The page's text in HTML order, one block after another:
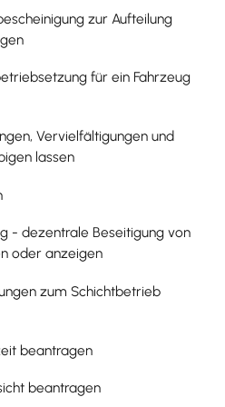
zur Aufteilung
für ein Fahrzeug
Vervielfältigungen und
lassen
- dezentrale Beseitigung von
oder anzeigen
zum Schichtbetrieb
beantragen
beantragen